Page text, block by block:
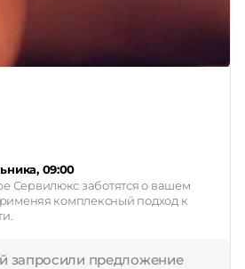
09:00
Сервилюкс заботятся о вашем
комплексный подход к
запросили предложение